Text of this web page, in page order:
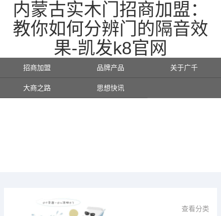
内蒙古实木门招商加盟：
教你如何分辨门的隔音效
果-凯发k8官网
招商加盟 品牌产品 关于广千
大商之路 思想快讯
查看分类